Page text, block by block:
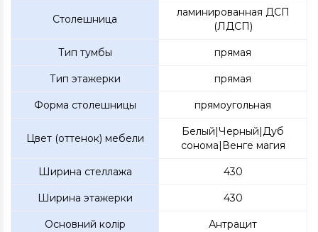
Столешница
ламинированная ДСП
(ЛДСП)
Тип тумбы прямая
Тип этажерки прямая
Форма столешницы прямоугольная
Цвет (оттенок) мебели
Белый|Черный|Дуб
сонома|Венге магия
Ширина стеллажа 430
Ширина этажерки 430
Основний колір Антрацит